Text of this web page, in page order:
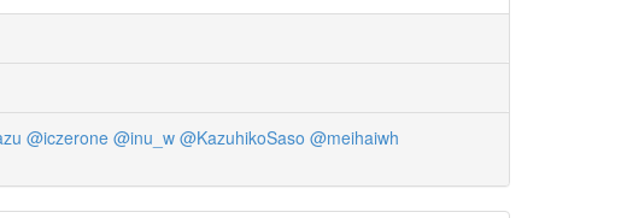
@iczerone @inu_w @KazuhikoSaso @meihaiwh